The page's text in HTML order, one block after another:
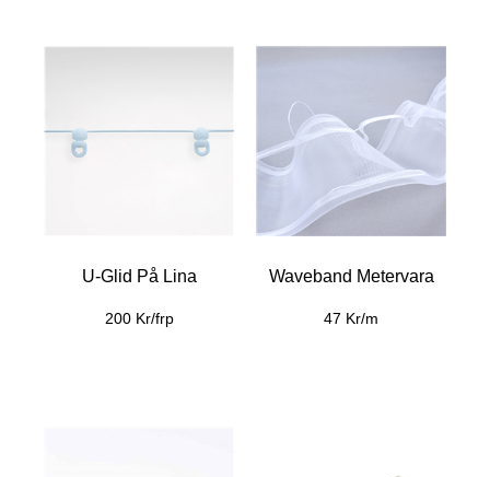
U-Glid På Lina
200 Kr/frp
Waveband Metervara
47 Kr/m